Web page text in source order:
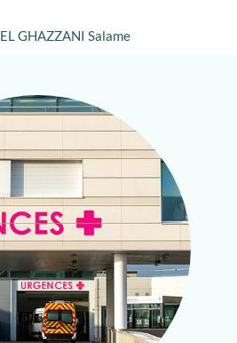
EL GHAZZANI Salame